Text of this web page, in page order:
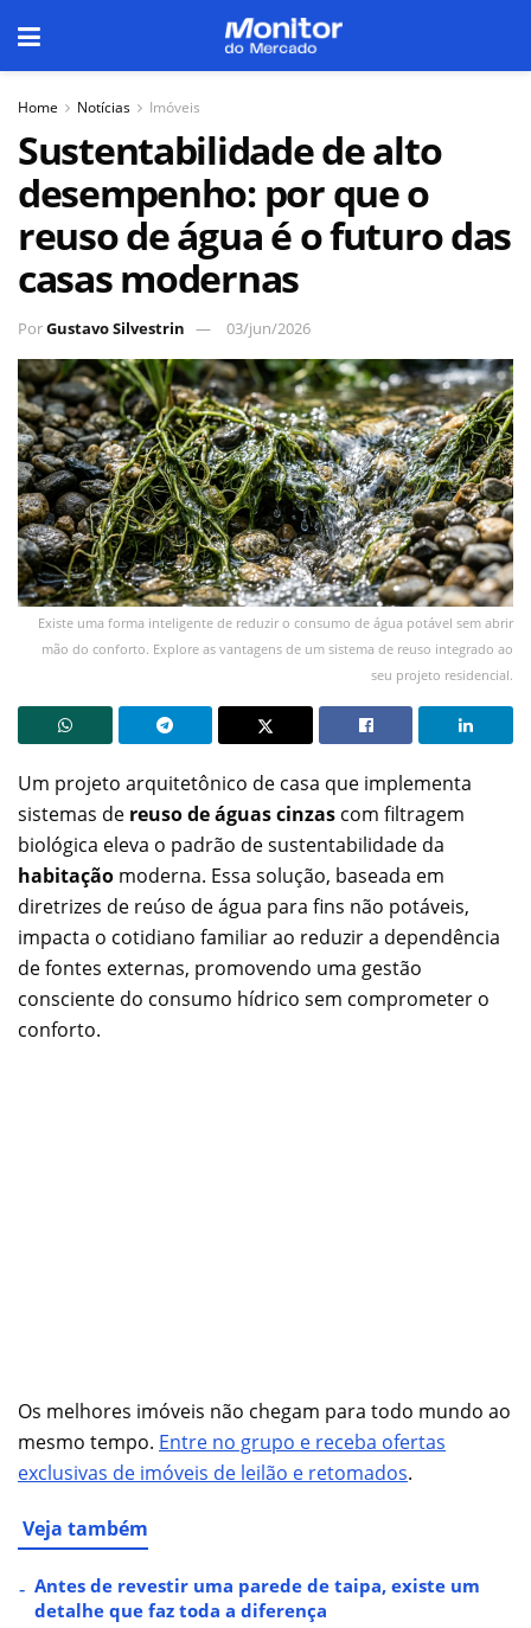
Home Notícias Imóveis
Sustentabilidade de alto
desempenho: por que o
reuso de água é o futuro das
casas modernas
PorGustavo Silvestrin 03/jun/2026
Existe uma forma inteligente de reduzir o consumo de água potável sem abrir
mão do conforto. Explore as vantagens de um sistema de reuso integrado ao
seu projeto residencial.
Um projeto arquitetônico de casa que implementa
sistemas de reuso de águas cinzas com filtragem
biológica eleva o padrão de sustentabilidade da
habitação moderna. Essa solução, baseada em
diretrizes de reúso de água para fins não potáveis,
impacta o cotidiano familiar ao reduzir a dependência
de fontes externas, promovendo uma gestão
consciente do consumo hídrico sem comprometer o
conforto.
Os melhores imóveis não chegam para todo mundo ao
mesmo tempo. Entre no grupo e receba ofertas
exclusivas de imóveis de leilão e retomados.
Veja também
Antes de revestir uma parede de taipa, existe um
detalhe que faz toda a diferença